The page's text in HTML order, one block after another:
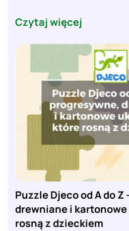
Czytaj więcej
Puzzle Djeco od A do
drewniane i
rosną z dzieckiem